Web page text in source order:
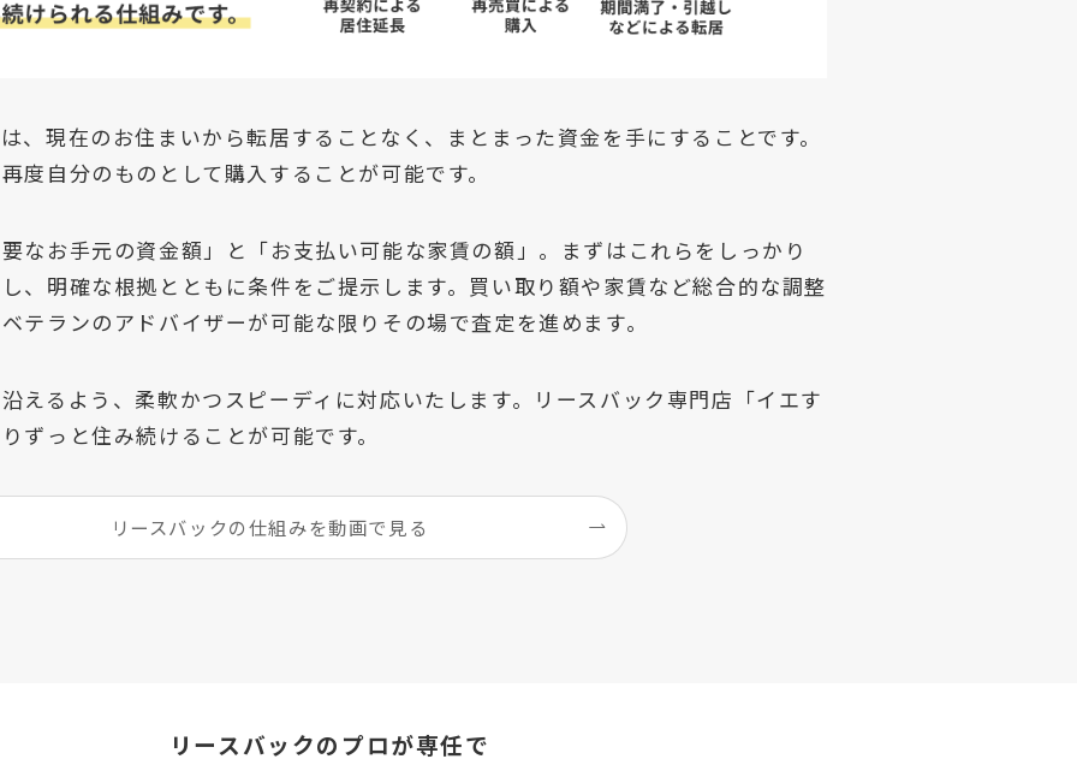
、現在のお住まいから転居することなく、まとまった資金を手にすることです。
度自分のものとして購入することが可能です。
なお手元の資金額」と「お支払い可能な家賃の額」。まずはこれらをしっかり
、明確な根拠とともに条件をご提示します。買い取り額や家賃など総合的な調整
テランのアドバイザーが可能な限りその場で査定を進めます。
えるよう、柔軟かつスピーディに対応いたします。リースバック専門店「イエす
ずっと住み続けることが可能です。
リースバックの仕組みを動画で見る
リースバックのプロが専任で